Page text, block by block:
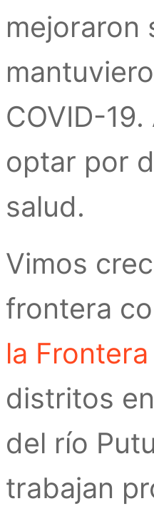
mejoraron
COVID-
optar por
salud.
Vimos
frontera
la Frontera
distritos
del río
trabajan